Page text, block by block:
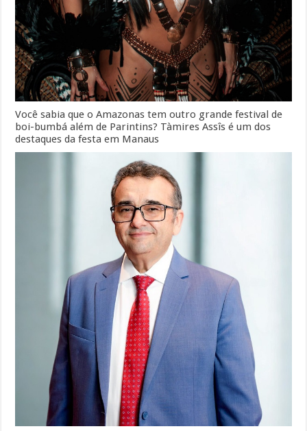
Você sabia que o Amazonas tem outro grande festival de
boi-bumbá além de Parintins? Tàmires Assîs é um dos
destaques da festa em Manaus